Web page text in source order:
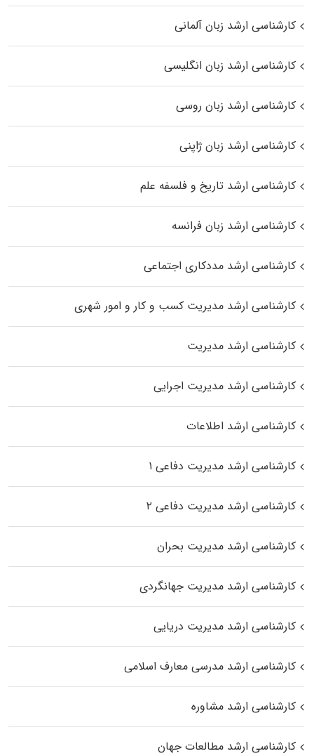
کارشناسی ارشد زبان آلمانی
کارشناسی ارشد زبان انگلیسی
کارشناسی ارشد زبان روسی
کارشناسی ارشد زبان ژاپنی
کارشناسی ارشد تاریخ و فلسفه علم
کارشناسی ارشد زبان فرانسه
کارشناسی ارشد مددکاری اجتماعی
کارشناسی ارشد مدیریت کسب و کار و امور شهری
کارشناسی ارشد مدیریت
کارشناسی ارشد مدیریت اجرایی
کارشناسی ارشد اطلاعات
کارشناسی ارشد مدیریت دفاعی ۱
کارشناسی ارشد مدیریت دفاعی ۲
کارشناسی ارشد مدیریت بحران
کارشناسی ارشد مدیریت جهانگردی
کارشناسی ارشد مدیریت دریایی
کارشناسی ارشد مدرسی معارف اسلامی
کارشناسی ارشد مشاوره
کارشناسی ارشد مطالعات جهان